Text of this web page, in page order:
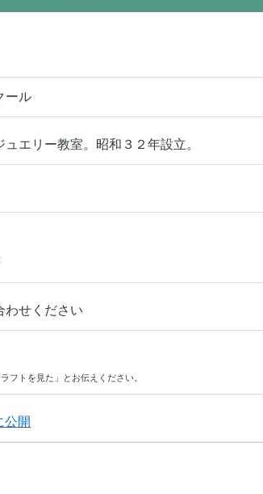
ール
エリー教室。昭和３２年設立。
わせください
フトを見た」とお伝えください。
公開